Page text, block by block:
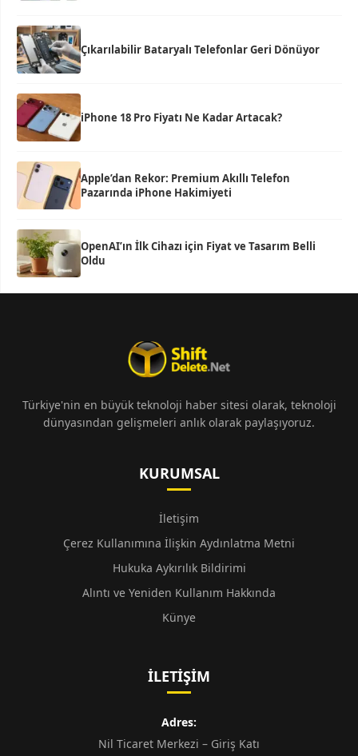
Çıkarılabilir Bataryalı Telefonlar Geri Dönüyor
iPhone 18 Pro Fiyatı Ne Kadar Artacak?
Apple’dan Rekor: Premium Akıllı Telefon
Pazarında iPhone Hakimiyeti
OpenAI’ın İlk Cihazı için Fiyat ve Tasarım Belli
Oldu
Türkiye'nin en büyük teknoloji haber sitesi olarak, teknoloji
dünyasından gelişmeleri anlık olarak paylaşıyoruz.
KURUMSAL
İletişim
Çerez Kullanımına İlişkin Aydınlatma Metni
Hukuka Aykırılık Bildirimi
Alıntı ve Yeniden Kullanım Hakkında
Künye
İLETIŞIM
Adres:
Nil Ticaret Merkezi – Giriş Katı